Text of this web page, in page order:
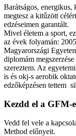
Barátságos,
megtesz a kitűzött
edzéseimen garantált.
Mivel életem a sport,
az évek folyamán:
Magyarországi
diplomám
szereztem. Az
is és okj-s aerobik
edzőképzésen tettem
Kezdd el a GFM-
Vedd fel vele a
Method előnyeit.